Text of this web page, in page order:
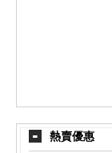
熱賣優惠